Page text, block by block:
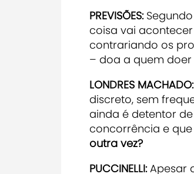
PREVISÕES:
coisa vai
contrariando os
– doa a quem
LONDRES MACHADO:
discreto, sem
ainda é detentor
concorrência e que
outra vez?
PUCCINELLI:Apesar